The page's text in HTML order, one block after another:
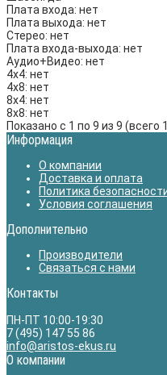
Плата входа: нет
Плата выхода: нет
Стерео: нет
Плата входа-выхода: нет
Аудио+Видео: нет
4х4: нет
4х8: нет
8х4: нет
8х8: нет
Показано с 1 по 9 из 9 (всего
Информация
О компании
Доставка и оплата
Политика
Условия соглашения
Дополнительно
Производители
Связаться с нами
Контакты
ПН-ПТ 10:00-19:30
7 (495) 147 55 86
info@aristos-ekus.ru
О компании